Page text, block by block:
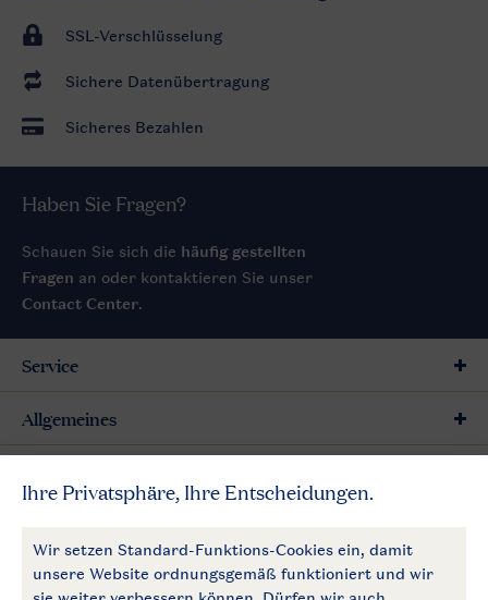
SSL-Verschlüsselung
Sichere Datenübertragung
Sicheres Bezahlen
Haben Sie Fragen?
Schauen Sie sich die häufig gestellten
Fragen an oder kontaktieren Sie unser
Contact Center.
Service
Allgemeines